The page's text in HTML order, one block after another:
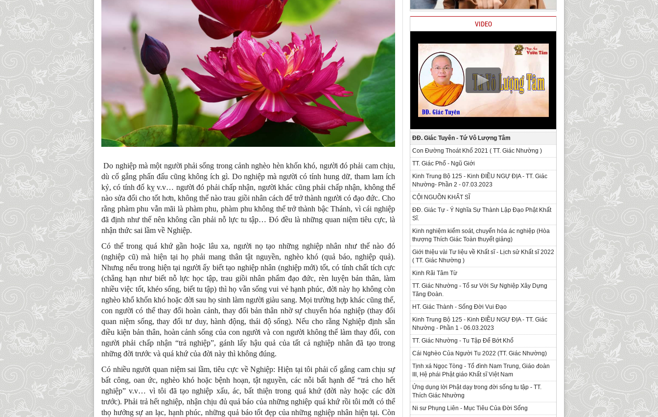
Do nghiệp mà một người phải sống trong cảnh nghèo hèn khốn khó, người đó phải cam chịu,
dù cố gắng phấn đấu cũng không ích gì. Do nghiệp mà người có tính hung dữ, tham lam ích
kỷ, có tính đố kỵ v.v… người đó phải chấp nhận, người khác cũng phải chấp nhận, không thể
nào sửa đổi cho tốt hơn, không thể nào trau giồi nhân cách để trở thành người có đạo đức. Cho
rằng phàm phu vẫn mãi là phàm phu, phàm phu không thể trở thành bậc Thánh, vì cái nghiệp
đã định như thế nên không cần phải nỗ lực tu tập… Đó đều là những quan niệm tiêu cực, là
nhận thức sai lầm về Nghiệp.
Có thể trong quá khứ gần hoặc lâu xa, người nọ tạo những nghiệp nhân như thế nào đó
(nghiệp cũ) mà hiện tại họ phải mang thân tật nguyền, nghèo khó (quả báo, nghiệp quả).
Nhưng nếu trong hiện tại người ấy biết tạo nghiệp nhân (nghiệp mới) tốt, có tính chất tích cực
(chẳng hạn như biết nỗ lực học tập, trau giồi nhân phẩm đạo đức, rèn luyện bản thân, làm
nhiều việc tốt, khéo sống, biết tu tập) thì họ vẫn sống vui vẻ hạnh phúc, đời này họ không còn
nghèo khổ khốn khó hoặc đời sau họ sinh làm người giàu sang. Mọi trường hợp khác cũng thế,
con người có thể thay đổi hoàn cảnh, thay đổi bản thân nhờ sự chuyển hóa nghiệp (thay đổi
quan niệm sống, thay đổi tư duy, hành động, thái độ sống). Nếu cho rằng Nghiệp định sẵn
điều kiện bản thân, hoàn cảnh sống của con người và con người không thể làm thay đổi, con
người phải chấp nhận “trả nghiệp”, gánh lấy hậu quả của tất cả nghiệp nhân đã tạo trong
những đời trước và quá khứ của đời này thì không đúng.
Có nhiều người quan niệm sai lầm, tiêu cực về Nghiệp: Hiện tại tôi phải cố gắng cam chịu sự
bất công, oan ức, nghèo khó hoặc bệnh hoạn, tật nguyền, các nỗi bất hạnh để “trả cho hết
nghiệp” v.v… vì tôi đã tạo nghiệp xấu, ác, bất thiện trong quá khứ (đời này hoặc các đời
trước). Phải trả hết nghiệp, nhận chịu đủ quả báo của những nghiệp quá khứ rồi tôi mới có thể
thọ hưởng sự an lạc, hạnh phúc, những quả báo tốt đẹp của những nghiệp nhân hiện tại. Còn
VIDEO
ĐĐ. Giác Tuyên - Tứ Vô Lượng Tâm
Con Đường Thoát Khổ 2021 ( TT. Giác Nhường )
TT. Giác Phổ - Ngũ Giới
Kinh Trung Bộ 125 - Kinh ÐIỀU NGỰ ĐỊA - TT. Giác
Nhường- Phần 2 - 07.03.2023
CỘI NGUỒN KHẤT SĨ
ĐĐ. Giác Tự - Ý Nghĩa Sự Thành Lập Đạo Phật Khất
Sĩ.
Kinh nghiệm kiểm soát, chuyển hóa ác nghiệp (Hòa
thượng Thích Giác Toàn thuyết giảng)
Giới thiệu vài Tư liệu về Khất sĩ - Lịch sử Khất sĩ 2022
( TT. Giác Nhường )
Kinh Rãi Tâm Từ
TT. Giác Nhường - Tổ sư Với Sự Nghiệp Xây Dựng
Tăng Đoàn.
HT. Giác Thành - Sống Đời Vui Đạo
Kinh Trung Bộ 125 - Kinh ÐIỀU NGỰ ĐỊA - TT. Giác
Nhường - Phần 1 - 06.03.2023
TT. Giác Nhường - Tu Tập Để Bớt Khổ
Cái Nghèo Của Người Tu 2022 (TT. Giác Nhường)
Tịnh xá Ngọc Tòng - Tổ đình Nam Trung, Giáo đoàn
III, Hệ phái Phật giáo Khất sĩ Việt Nam
Ứng dụng lời Phật dạy trong đời sống tu tập - TT.
Thích Giác Nhường
Ni sư Phụng Liên - Mục Tiêu Của Đời Sống